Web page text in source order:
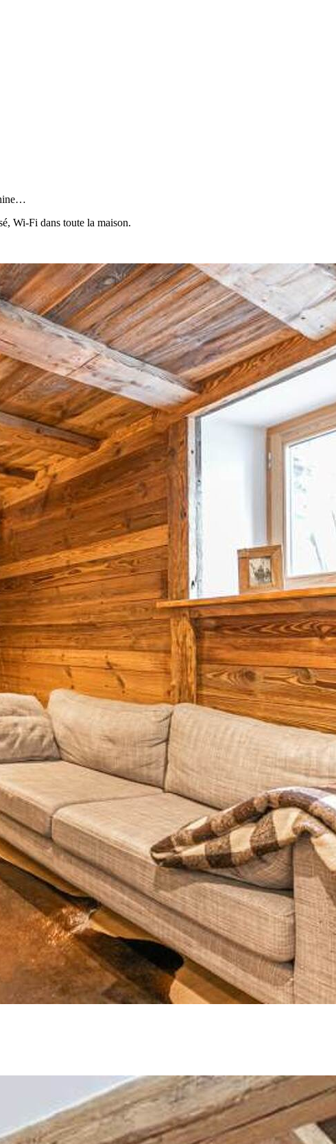
Wi‑Fi dans toute la maison.